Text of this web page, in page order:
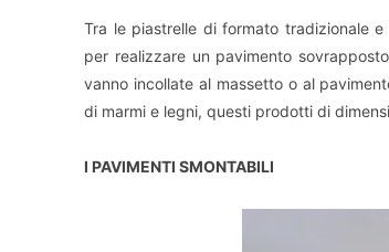
Tra le piastrelle di formato tradizionale
per realizzare un pavimento
vanno incollate al massetto o al
di marmi e legni, questi prodotti di
I PAVIMENTI SMONTABILI